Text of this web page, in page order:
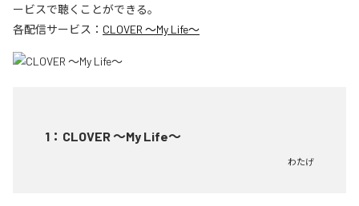
ービスで聴くことができる。
各配信サービス： CLOVER ～My Life～
1 ： CLOVER ～My Life～
わたげ